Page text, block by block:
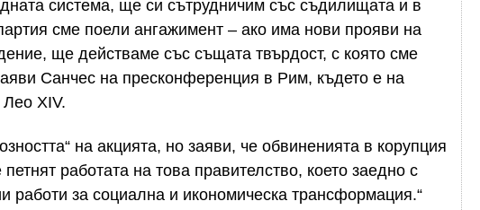
система, ще си сътрудничим със съдилищата и в
сме поели ангажимент – ако има нови прояви на
ще действаме със същата твърдост, с която сме
Санчес на пресконференция в Рим, където е на
XIV.
на акцията, но заяви, че обвиненията в корупция
работата на това правителство, което заедно с
работи за социална и икономическа трансформация.“